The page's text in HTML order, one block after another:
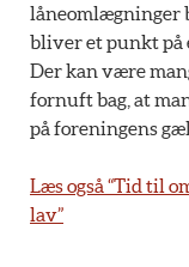
låneomlægninger
bliver et punkt på
Der kan være
fornuft bag, at
på foreningens
Læs også “Tid til
lav”